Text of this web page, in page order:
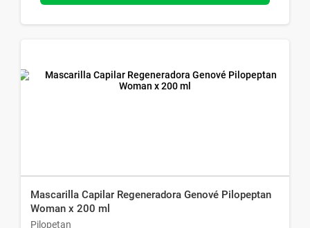
Mascarilla Capilar Regeneradora Genové Pilopeptan
Woman x 200 ml
Pilopetan